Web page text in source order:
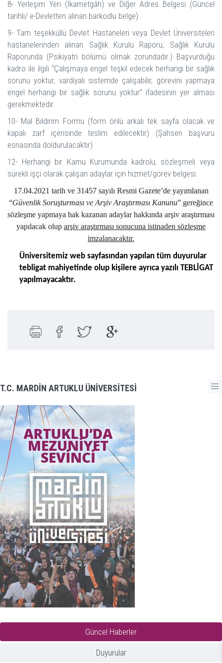
8- Yerleşim Yeri (İkametgâh) ve Diğer Adres Belgesi (Güncel
tarihli/ e-Devletten alınan barkodlu belge)
9- Tam teşekküllü Devlet Hastaneleri veya Devlet Üniversiteleri
hastanelerinden alınan Sağlık Kurulu Raporu; Sağlık Kurulu
Raporunda (Psikiyatri bölümü olmak zorundadır.) Başvurduğu
kadro ile ilgili “Çalışmaya engel teşkil edecek herhangi bir sağlık
sorunu yoktur, vardiyalı sistemde çalışabilir, görevini yapmaya
engel herhangi bir sağlık sorunu yoktur” ifadesinin yer alması
gerekmektedir.
10- Mal Bildirim Formu (form önlü arkalı tek sayfa olacak ve
kapalı zarf içerisinde teslim edilecektir) (Şahsen başvuru
esnasında doldurulacaktır)
12- Herhangi bir Kamu Kurumunda kadrolu, sözleşmeli veya
sürekli işçi olarak çalışan adaylar için hizmet/görev belgesi.
17.04.2021 tarih ve 31457 sayılı Resmi Gazete’de yayımlanan
“Güvenlik Soruşturması ve Arşiv Araştırması Kanunu” gereğince
sözleşme yapmaya hak kazanan adaylar hakkında arşiv araştırması
yapılacak olup arşiv araştırması sonucuna istinaden sözleşme
imzalanacaktır.
Üniversitemiz web sayfasından yapılan tüm duyurular
tebligat mahiyetinde olup kişilere ayrıca yazılı TEBLİGAT
yapılmayacaktır.
T.C. MARDİN ARTUKLU ÜNİVERSİTESİ
Güncel Haberler
Duyurular